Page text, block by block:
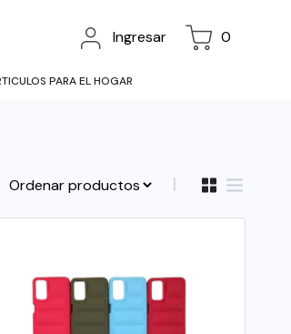
Ingresar 0
PARA EL HOGAR